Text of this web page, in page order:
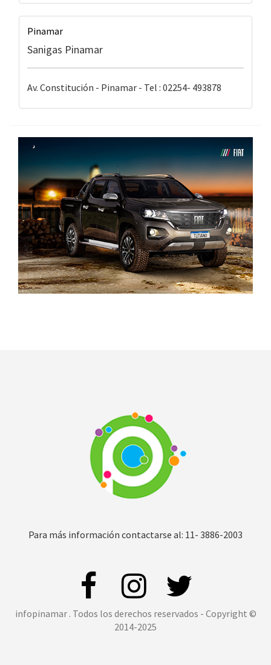
Pinamar
Sanigas Pinamar
Av. Constitución - Pinamar - Tel : 02254- 493878
Para más información contactarse al: 11- 3886-2003
infopinamar . Todos los derechos reservados - Copyright ©
2014-2025